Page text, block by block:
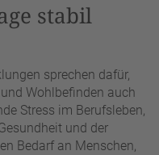
stabil
sprechen dafür,
Wohlbefinden auch
Stress im Berufsleben,
und der
Bedarf an Menschen,